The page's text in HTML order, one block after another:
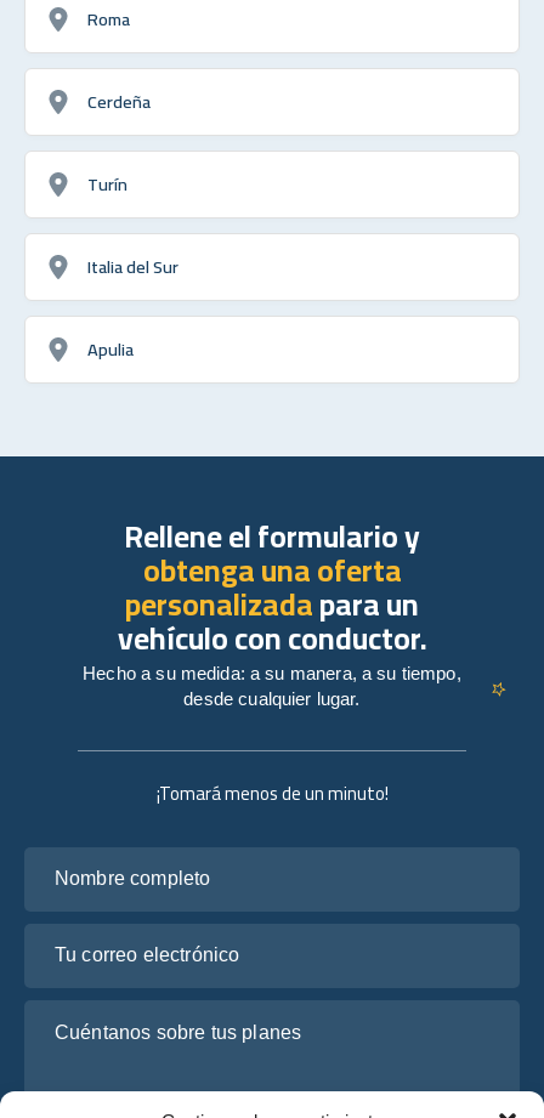
Roma
Cerdeña
Turín
Italia del Sur
Apulia
¡Tomará menos de un minuto!
Rellene el formulario y
obtenga una oferta
personalizadapara un
vehículo con conductor.
Hecho a su medida: a su manera, a su tiempo,
desde cualquier lugar.